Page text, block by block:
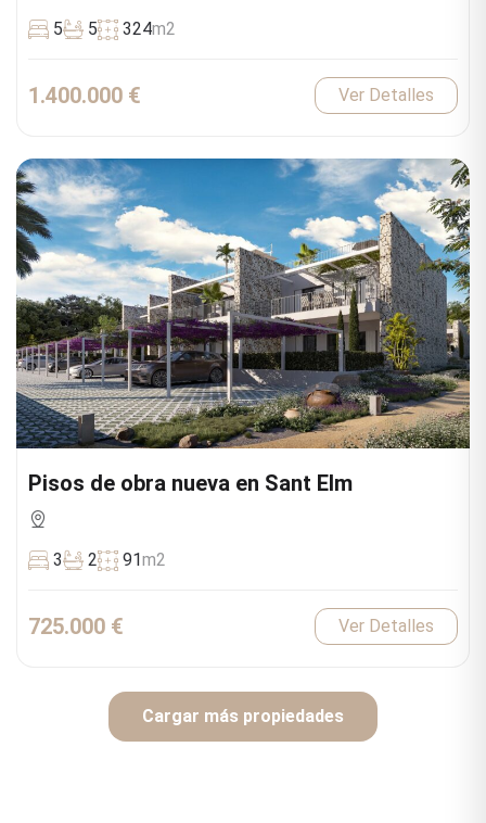
5
5 324m2
1.400.000 € Ver Detalles
Pisos de obra nueva en Sant Elm
3 2 91m2
725.000 € Ver Detalles
Cargar más propiedades